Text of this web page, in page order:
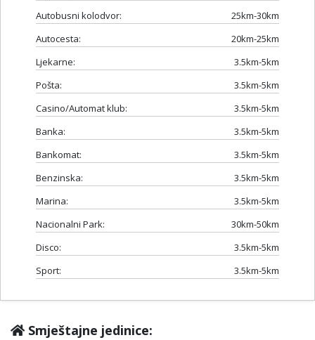
Autobusni kolodvor:
25km-30km
Autocesta:
20km-25km
Ljekarne:
3.5km-5km
Pošta:
3.5km-5km
Casino/Automat klub:
3.5km-5km
Banka:
3.5km-5km
Bankomat:
3.5km-5km
Benzinska:
3.5km-5km
Marina:
3.5km-5km
Nacionalni Park:
30km-50km
Disco:
3.5km-5km
Sport:
3.5km-5km
Smještajne jedinice: